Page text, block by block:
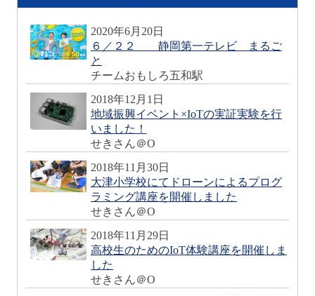
2020年6月20日
６／２２ 静岡第一テレビ まるご
と
チームおもしろ五和駅
2018年12月1日
地域振興イベント×IoTの実証実験を行
いました！
せきさん＠O
2018年11月30日
大津小学校にてドローンによるプログ
ラミング講座を開催しました
せきさん＠O
2018年11月29日
高校生のためのIoT体験講座を開催しま
した
せきさん＠O